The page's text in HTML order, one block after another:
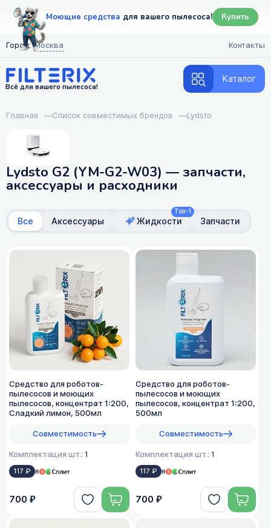
Моющие средства для вашего пылесоса! Купить
Город: Москва Контакты
Всё для вашего пылесоса!
Каталог
Главная —Список совместимых брендов —Lydsto
Lydsto G2 (YM-G2-W03) — запчасти,
аксессуары и расходники
Все Аксессуары
Топ-1
Жидкости Запчасти
Средство для роботов-
пылесосов и моющих
пылесосов, концентрат 1:200,
Сладкий лимон, 500мл
Совместимость
Комплектация шт.: 1
117 ₽ в
700 ₽
Средство для роботов-
пылесосов и моющих
пылесосов, концентрат 1:200,
500мл
Совместимость
Комплектация шт.: 1
117 ₽ в
700 ₽